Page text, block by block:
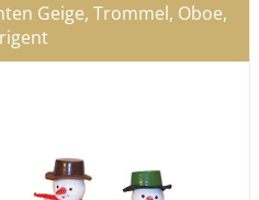
Geige, Trommel, Oboe,